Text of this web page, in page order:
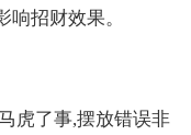
招财效果。
虎了事,摆放错误非